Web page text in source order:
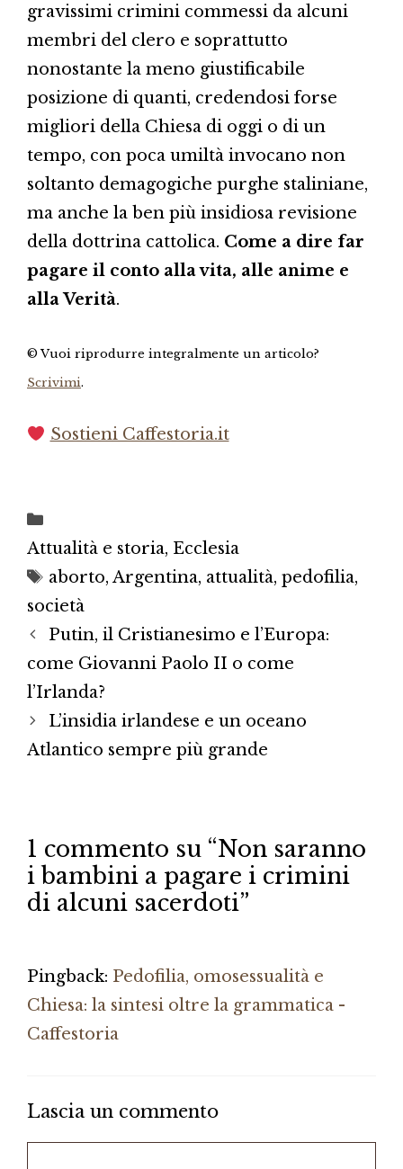
gravissimi crimini commessi da alcuni
membri del clero e soprattutto
nonostante la meno giustificabile
posizione di quanti, credendosi forse
migliori della Chiesa di oggi o di un
tempo, con poca umiltà invocano non
soltanto demagogiche purghe staliniane,
ma anche la ben più insidiosa revisione
della dottrina cattolica. Come a dire far
pagare il conto alla vita, alle anime e
alla Verità.
© Vuoi riprodurre integralmente un articolo?
Scrivimi.
Sostieni Caffestoria.it
Attualità e storia, Ecclesia
Tag
aborto, Argentina, attualità, pedofilia,
società
Putin, il Cristianesimo e l’Europa:
come Giovanni Paolo II o come
l’Irlanda?
L’insidia irlandese e un oceano
Atlantico sempre più grande
1 commento su “Non saranno
i bambini a pagare i crimini
di alcuni sacerdoti”
Pingback: Pedofilia, omosessualità e
Chiesa: la sintesi oltre la grammatica -
Caffestoria
Lascia un commento